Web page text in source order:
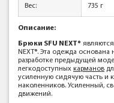
Вес: 735 г
Описание:
Брюки SFU NEXT®
NEXT®. Эта одежда
разработке предыдущей
легкодоступных карманов
усиленную сидячую часть и
наколенников. Усиленный,
движений.